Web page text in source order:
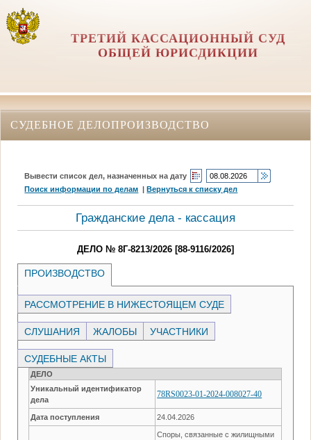
ТРЕТИЙ КАССАЦИОННЫЙ СУД
ОБЩЕЙ ЮРИСДИКЦИИ
СУДЕБНОЕ ДЕЛОПРОИЗВОДСТВО
Вывести список дел, назначенных на дату
Поиск информации по делам |Вернуться к списку дел
Гражданские дела - кассация
ДЕЛО № 8Г-8213/2026 [88-9116/2026]
ПРОИЗВОДСТВО
РАССМОТРЕНИЕ В НИЖЕСТОЯЩЕМ СУДЕ
СЛУШАНИЯ ЖАЛОБЫ УЧАСТНИКИ
СУДЕБНЫЕ АКТЫ
ДЕЛО
Уникальный идентификатор
дела
78RS0023-01-2024-008027-40
Дата поступления 24.04.2026
Споры, связанные с жилищными